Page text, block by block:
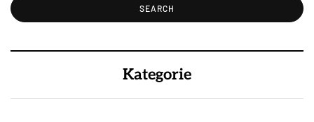
Kategorie